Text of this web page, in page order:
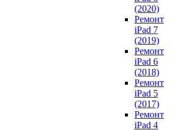
(2020)
Ремонт
iPad 7
(2019)
Ремонт
iPad 6
(2018)
Ремонт
iPad 5
(2017)
Ремонт
iPad 4